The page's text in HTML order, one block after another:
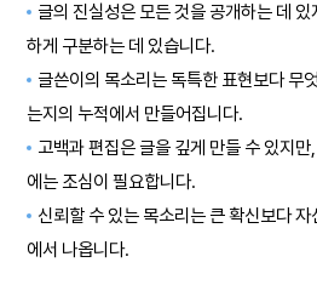
글의 진실성은 모든 것을 공개하는 데
하게 구분하는 데 있습니다.
글쓴이의 목소리는 독특한 표현보다 무
는지의 누적에서 만들어집니다.
고백과 편집은 글을 깊게 만들 수 있지
에는 조심이 필요합니다.
신뢰할 수 있는 목소리는 큰 확신보다
에서 나옵니다.